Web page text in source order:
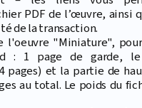
PDF de l’œuvre, ainsi
de la transaction.
l'oeuvre "Miniature",
: 1 page de garde, le
pages) et la partie de
au total. Le poids du